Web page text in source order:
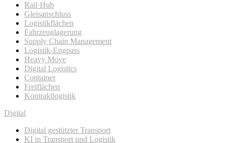
Rail·Hub
Gleisanschluss
Logistikflächen
Fahrzeuglagerung
Supply Chain Management
Logistik-Engpass
Heavy Move
Digital Logistics
Container
Freiflächen
Kontraktlogistik
Digital
Digital gestützter Transport
KI in Transport und Logistik